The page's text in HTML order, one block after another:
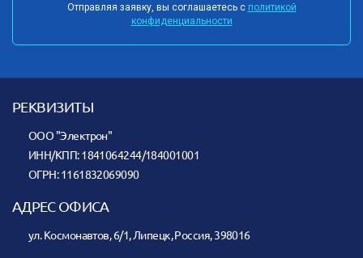
Отправляя заявку, вы соглашаетесь с политикой
конфиденциальности
РЕКВИЗИТЫ
ООО "Электрон"
ИНН/КПП: 1841064244/184001001
ОГРН: 1161832069090
АДРЕС ОФИСА
ул. Космонавтов, 6/1, Липецк, Россия, 398016